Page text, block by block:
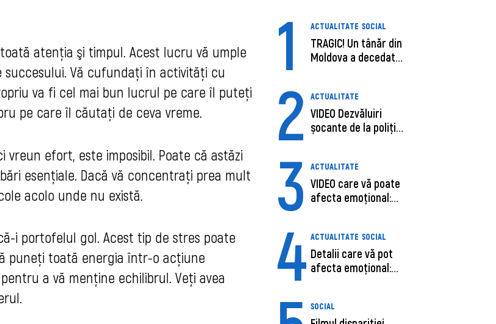
atenţia şi timpul. Acest lucru vă umple
Vă cufundaţi în activități cu
va fi cel mai bun lucrul pe care îl puteţi
pe care îl căutați de ceva vreme.
efort, este imposibil. Poate că astăzi
esențiale. Dacă vă concentrați prea mult
acolo unde nu există.
i portofelul gol. Acest tip de stres poate
puneți toată energia într-o acțiune
a vă menține echilibrul. Veți avea
1 ACTUALITATE SOCIAL
TRAGIC! Un tânăr din
Moldova a decedat
2 ACTUALITATE
VIDEO Dezvăluiri
șocante de la poliție,
3 ACTUALITATE
VIDEO care vă poate
afecta emoțional:
4 ACTUALITATE SOCIAL
Detalii care vă pot
afecta emoțional:
SOCIAL